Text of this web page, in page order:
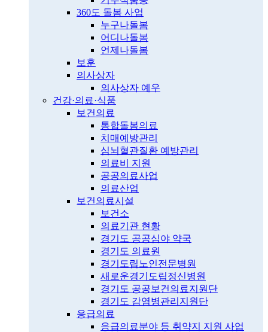
360도 돌봄 사업
누구나돌봄
어디나돌봄
언제나돌봄
보훈
의사상자
의사상자 예우
건강·의료·식품
보건의료
통합돌봄의료
치매예방관리
심뇌혈관질환 예방관리
의료비 지원
공공의료사업
의료산업
보건의료시설
보건소
의료기관 현황
경기도 공공심야 약국
경기도 의료원
경기도립노인전문병원
새로운경기도립정신병원
경기도 공공보건의료지원단
경기도 감염병관리지원단
응급의료
응급의료분야 등 취약지 지원 사업